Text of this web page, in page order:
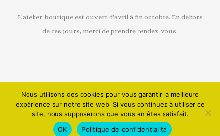
L'atelier-boutique est ouvert d'avril à fin octobre. En dehors
de ces jours, merci de prendre rendez-vous.
Tous droits réservés © 2026 Marigami P'tits
Plis | Réalisé par Marie MARCHAND
Nous utilisons des cookies pour vous garantir la meilleure
expérience sur notre site web. Si vous continuez à utiliser ce
site, nous supposerons que vous en êtes satisfait.
OK
Politique de confidentialité